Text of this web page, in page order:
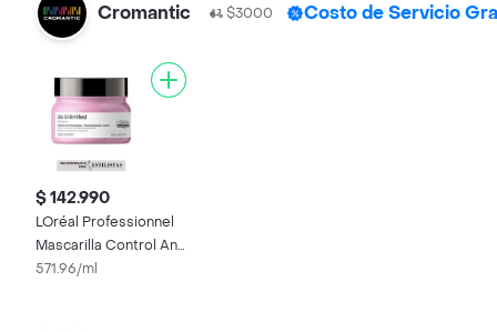
Cromantic $3000 Costo de Servicio
$ 142.990
LOréal Professionnel
Mascarilla Control Anti
Frizz 250 mL
571.96/ml